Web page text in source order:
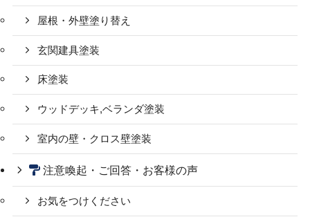
屋根・外壁塗り替え
玄関建具塗装
床塗装
ウッドデッキ,ベランダ塗装
室内の壁・クロス壁塗装
注意喚起・ご回答・お客様の声
お気をつけください